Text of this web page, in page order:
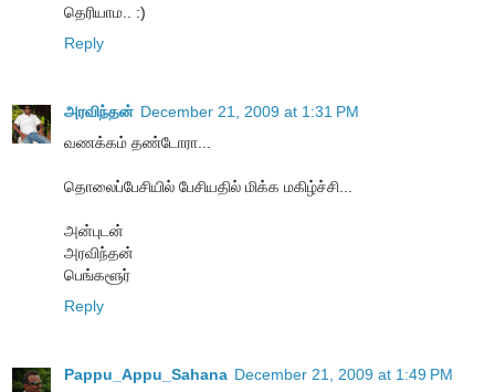
தெரியாம.. :)
Reply
அரவிந்தன் December 21, 2009 at 1:31 PM
வணக்கம் தண்டோரா...
தொலைப்பேசியில் பேசியதில் மிக்க மகிழ்ச்சி...
அன்புடன்
அரவிந்தன்
பெங்களூர்
Reply
Pappu_Appu_Sahana December 21, 2009 at 1:49 PM